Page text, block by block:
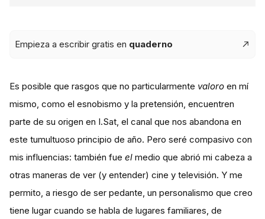
Empieza a escribir gratis en quaderno
Es posible que rasgos que no particularmente valoro en mí
mismo, como el esnobismo y la pretensión, encuentren
parte de su origen en I.Sat, el canal que nos abandona en
este tumultuoso principio de año. Pero seré compasivo con
mis influencias: también fue el medio que abrió mi cabeza a
otras maneras de ver (y entender) cine y televisión. Y me
permito, a riesgo de ser pedante, un personalismo que creo
tiene lugar cuando se habla de lugares familiares, de